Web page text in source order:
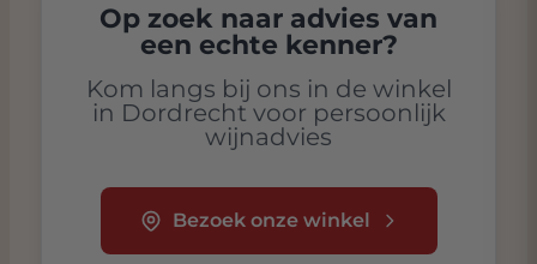
Op zoek naar advies van
een echte kenner?
Kom langs bij ons in de winkel
in Dordrecht voor persoonlijk
wijnadvies
Bezoek onze winkel